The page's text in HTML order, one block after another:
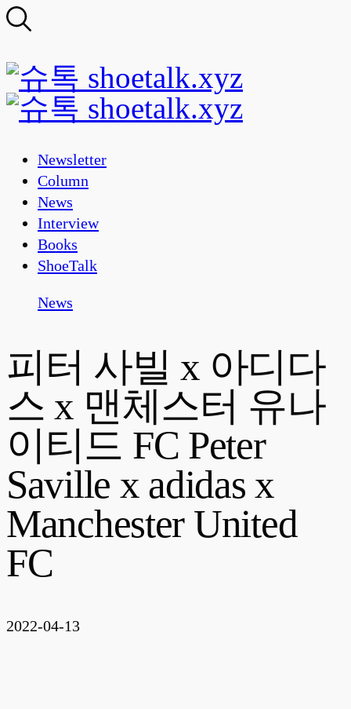
Newsletter
Column
News
Interview
Books
ShoeTalk
News
피터 사빌 x 아디다
스 x 맨체스터 유나
이티드 FC Peter
Saville x adidas x
Manchester United
FC
2022-04-13